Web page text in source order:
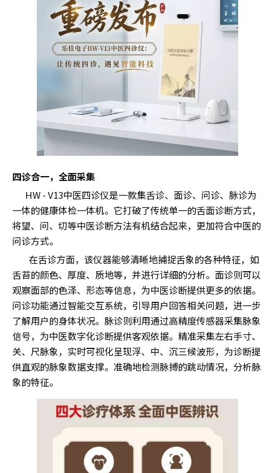
四诊合一，全面采集
HW - V13中医四诊仪是一款集舌诊、面诊、问诊、脉诊为
一体的健康体检一体机。它打破了传统单一的舌面诊断方式，
将望、问、切等中医诊断方法有机结合起来，更加符合中医的
问诊方式。
在舌诊方面，该仪器能够清晰地捕捉舌象的各种特征，如
舌苔的颜色、厚度、质地等，并进行详细的分析。面诊则可以
观察面部的色泽、形态等信息，为中医诊断提供更多的依据。
问诊功能通过智能交互系统，引导用户回答相关问题，进一步
了解用户的身体状况。脉诊则利用通过高精度传感器采集脉象
信号，为中医数字化诊断提供客观依据。精准采集左右手寸、
关、尺脉象，实时可视化呈现浮、中、沉三候波形，为诊断提
供直观的脉象数据支撑。准确地检测脉搏的跳动情况，分析脉
象的特征。